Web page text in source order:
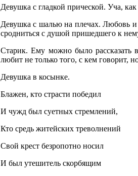
Девушка с гладкой прической. Уча,
Девушка с шалью на плечах. Любовь
сродниться с душой пришедшего к
Старик. Ему можно было рассказать
любит не только того, с кем говорит,
Девушка в косынке.
Блажен, кто страсти победил
И чужд был суетных стремлений,
Кто средь житейских треволнений
Свой крест безропотно носил
И был утешитель скорбящим